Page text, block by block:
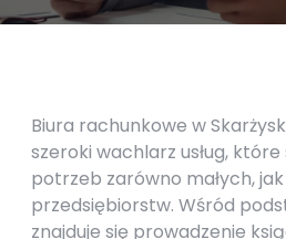
Biura rachunkowe w
szeroki wachlarz usług,
potrzeb zarówno małych,
przedsiębiorstw. Wśród
znajduje się prowadzenie